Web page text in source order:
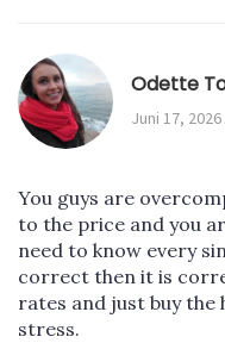
Odette
Juni 17, 2026
You guys are
to the price and you
need to know every
correct then it is
rates and just buy
stress.